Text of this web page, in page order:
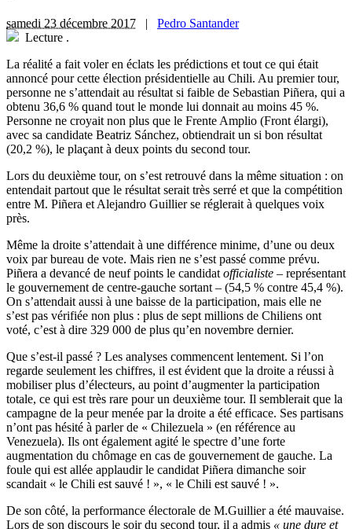
samedi 23 décembre 2017 | Pedro Santander
Lecture .
La réalité a fait voler en éclats les prédictions et tout ce qui était
annoncé pour cette élection présidentielle au Chili. Au premier tour,
personne ne s’attendait au résultat si faible de Sebastian Piñera, qui a
obtenu 36,6 % quand tout le monde lui donnait au moins 45 %.
Personne ne croyait non plus que le Frente Amplio (Front élargi),
avec sa candidate Beatriz Sánchez, obtiendrait un si bon résultat
(20,2 %), le plaçant à deux points du second tour.
Lors du deuxième tour, on s’est retrouvé dans la même situation : on
entendait partout que le résultat serait très serré et que la compétition
entre M. Piñera et Alejandro Guillier se réglerait à quelques voix
près.
Même la droite s’attendait à une différence minime, d’une ou deux
voix par bureau de vote. Mais rien ne s’est passé comme prévu.
Piñera a devancé de neuf points le candidat officialiste – représentant
le gouvernement de centre-gauche sortant – (54,5 % contre 45,4 %).
On s’attendait aussi à une baisse de la participation, mais elle ne
s’est pas vérifiée non plus : plus de sept millions de Chiliens ont
voté, c’est à dire 329 000 de plus qu’en novembre dernier.
Que s’est-il passé ? Les analyses commencent lentement. Si l’on
regarde seulement les chiffres, il est évident que la droite a réussi à
mobiliser plus d’électeurs, au point d’augmenter la participation
totale, ce qui est très rare pour un deuxième tour. Il semblerait que la
campagne de la peur menée par la droite a été efficace. Ses partisans
n’ont pas hésité à parler de « Chilezuela » (en référence au
Venezuela). Ils ont également agité le spectre d’une forte
augmentation du chômage en cas de gouvernement de gauche. La
foule qui est allée applaudir le candidat Piñera dimanche soir
scandait « le Chili est sauvé ! », « le Chili est sauvé ! ».
De son côté, la performance électorale de M.Guillier a été mauvaise.
Lors de son discours le soir du second tour, il a admis « une dure et